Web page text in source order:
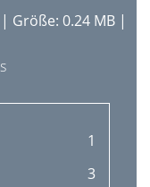
| Größe: 0.24 MB |
1
3